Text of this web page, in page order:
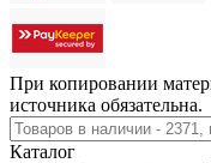
При копировании
источника обязательна.
Каталог